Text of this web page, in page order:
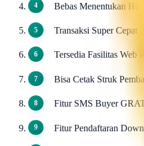
Bebas Menentukan
Transaksi Super Cepat
Tersedia Fasilitas Web
Bisa Cetak Struk
Fitur SMS Buyer
Fitur Pendaftaran